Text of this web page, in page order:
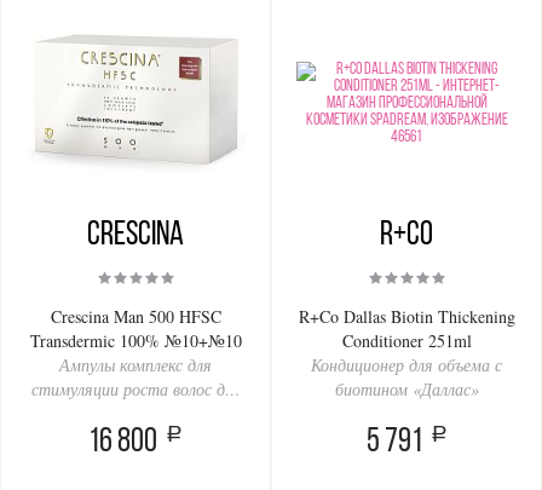
Crescina
Crescina Man 500 HFSC
Transdermic 100% №10+№10
Ампулы комплекс для
стимуляции роста волос для
лечение выпадения и
16 800 a
R+Co
R+Co Dallas Biotin Thickening
Conditioner 251ml
Кондиционер для объема с
биотином «Даллас»
5 791 a